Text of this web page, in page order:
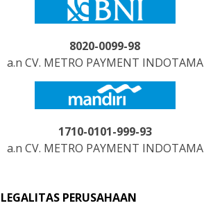
8020-0099-98
a.n CV. METRO PAYMENT INDOTAMA
1710-0101-999-93
a.n CV. METRO PAYMENT INDOTAMA
LEGALITAS PERUSAHAAN